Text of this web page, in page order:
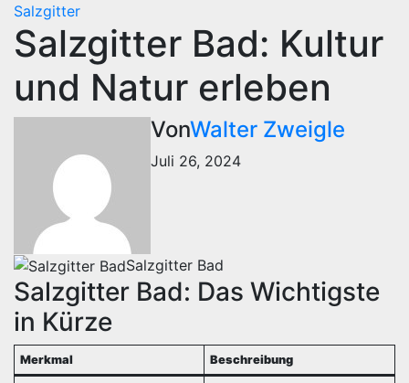
Salzgitter
Salzgitter Bad: Kultur
und Natur erleben
VonWalter Zweigle
Juli 26, 2024
Salzgitter Bad
Salzgitter Bad: Das Wichtigste
in Kürze
Merkmal Beschreibung